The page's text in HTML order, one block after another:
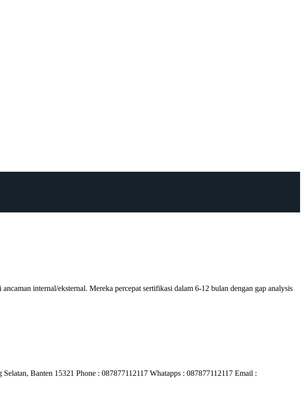
internal/eksternal. Mereka percepat sertifikasi dalam 6-12 bulan dengan gap analysis
Banten 15321 Phone : 087877112117 Whatapps : 087877112117 Email :